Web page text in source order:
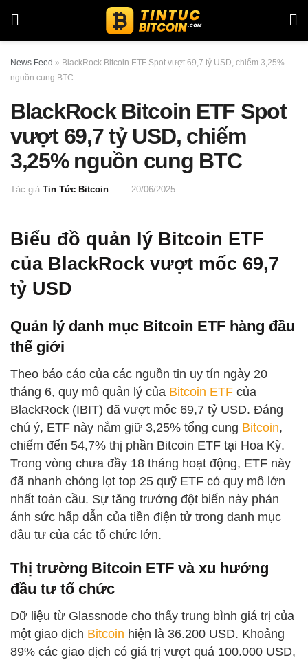
News Feed » BlackRock Bitcoin ETF Spot vượt 69,7 tỷ USD, chiếm 3,25%
nguồn cung BTC
BlackRock Bitcoin ETF Spot
vượt 69,7 tỷ USD, chiếm
3,25% nguồn cung BTC
Tác giả Tin Tức Bitcoin 20/06/2025
Biểu đồ quản lý Bitcoin ETF
của BlackRock vượt mốc 69,7
tỷ USD
Quản lý danh mục Bitcoin ETF hàng đầu
thế giới
Theo báo cáo của các nguồn tin uy tín ngày 20
tháng 6, quy mô quản lý của Bitcoin ETF của
BlackRock (IBIT) đã vượt mốc 69,7 tỷ USD. Đáng
chú ý, ETF này nắm giữ 3,25% tổng cung Bitcoin,
chiếm đến 54,7% thị phần Bitcoin ETF tại Hoa Kỳ.
Trong vòng chưa đầy 18 tháng hoạt động, ETF này
đã nhanh chóng lọt top 25 quỹ ETF có quy mô lớn
nhất toàn cầu. Sự tăng trưởng đột biến này phản
ánh sức hấp dẫn của tiền điện tử trong danh mục
đầu tư của các tổ chức lớn.
Thị trường Bitcoin ETF và xu hướng
đầu tư tổ chức
Dữ liệu từ Glassnode cho thấy trung bình giá trị của
một giao dịch Bitcoin hiện là 36.200 USD. Khoảng
89% các giao dịch có giá trị vượt quá 100.000 USD,